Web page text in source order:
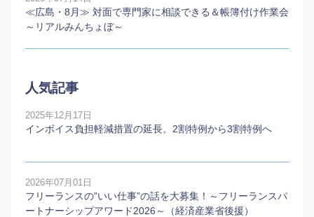
≪広島・8月≫ 対面で専門家に相談できる＆帳簿付け作業会
～リアルみんちょぼ～
人気記事
2025年12月17日
インボイス負担軽減措置の延長。2割特例から3割特例へ
2026年07月01日
フリーランスの”いい仕事”の話を大募集！～フリーランスパ
ートナーシップアワード2026～（経済産業省後援）